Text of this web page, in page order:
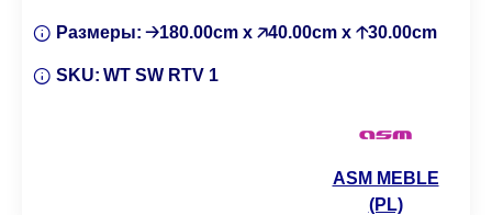
Размеры: 🡢180.00cm x 🡥40.00cm x 🡡30.00cm
SKU: WT SW RTV 1
ASM MEBLE
(PL)